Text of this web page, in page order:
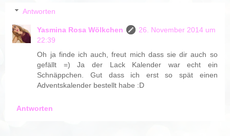
Antworten
Yasmina Rosa Wölkchen
26. November 2014 um
22:39
Oh ja finde ich auch, freut mich dass sie dir auch so
gefällt =) Ja der Lack Kalender war echt ein
Schnäppchen. Gut dass ich erst so spät einen
Adventskalender bestellt habe :D
Antworten